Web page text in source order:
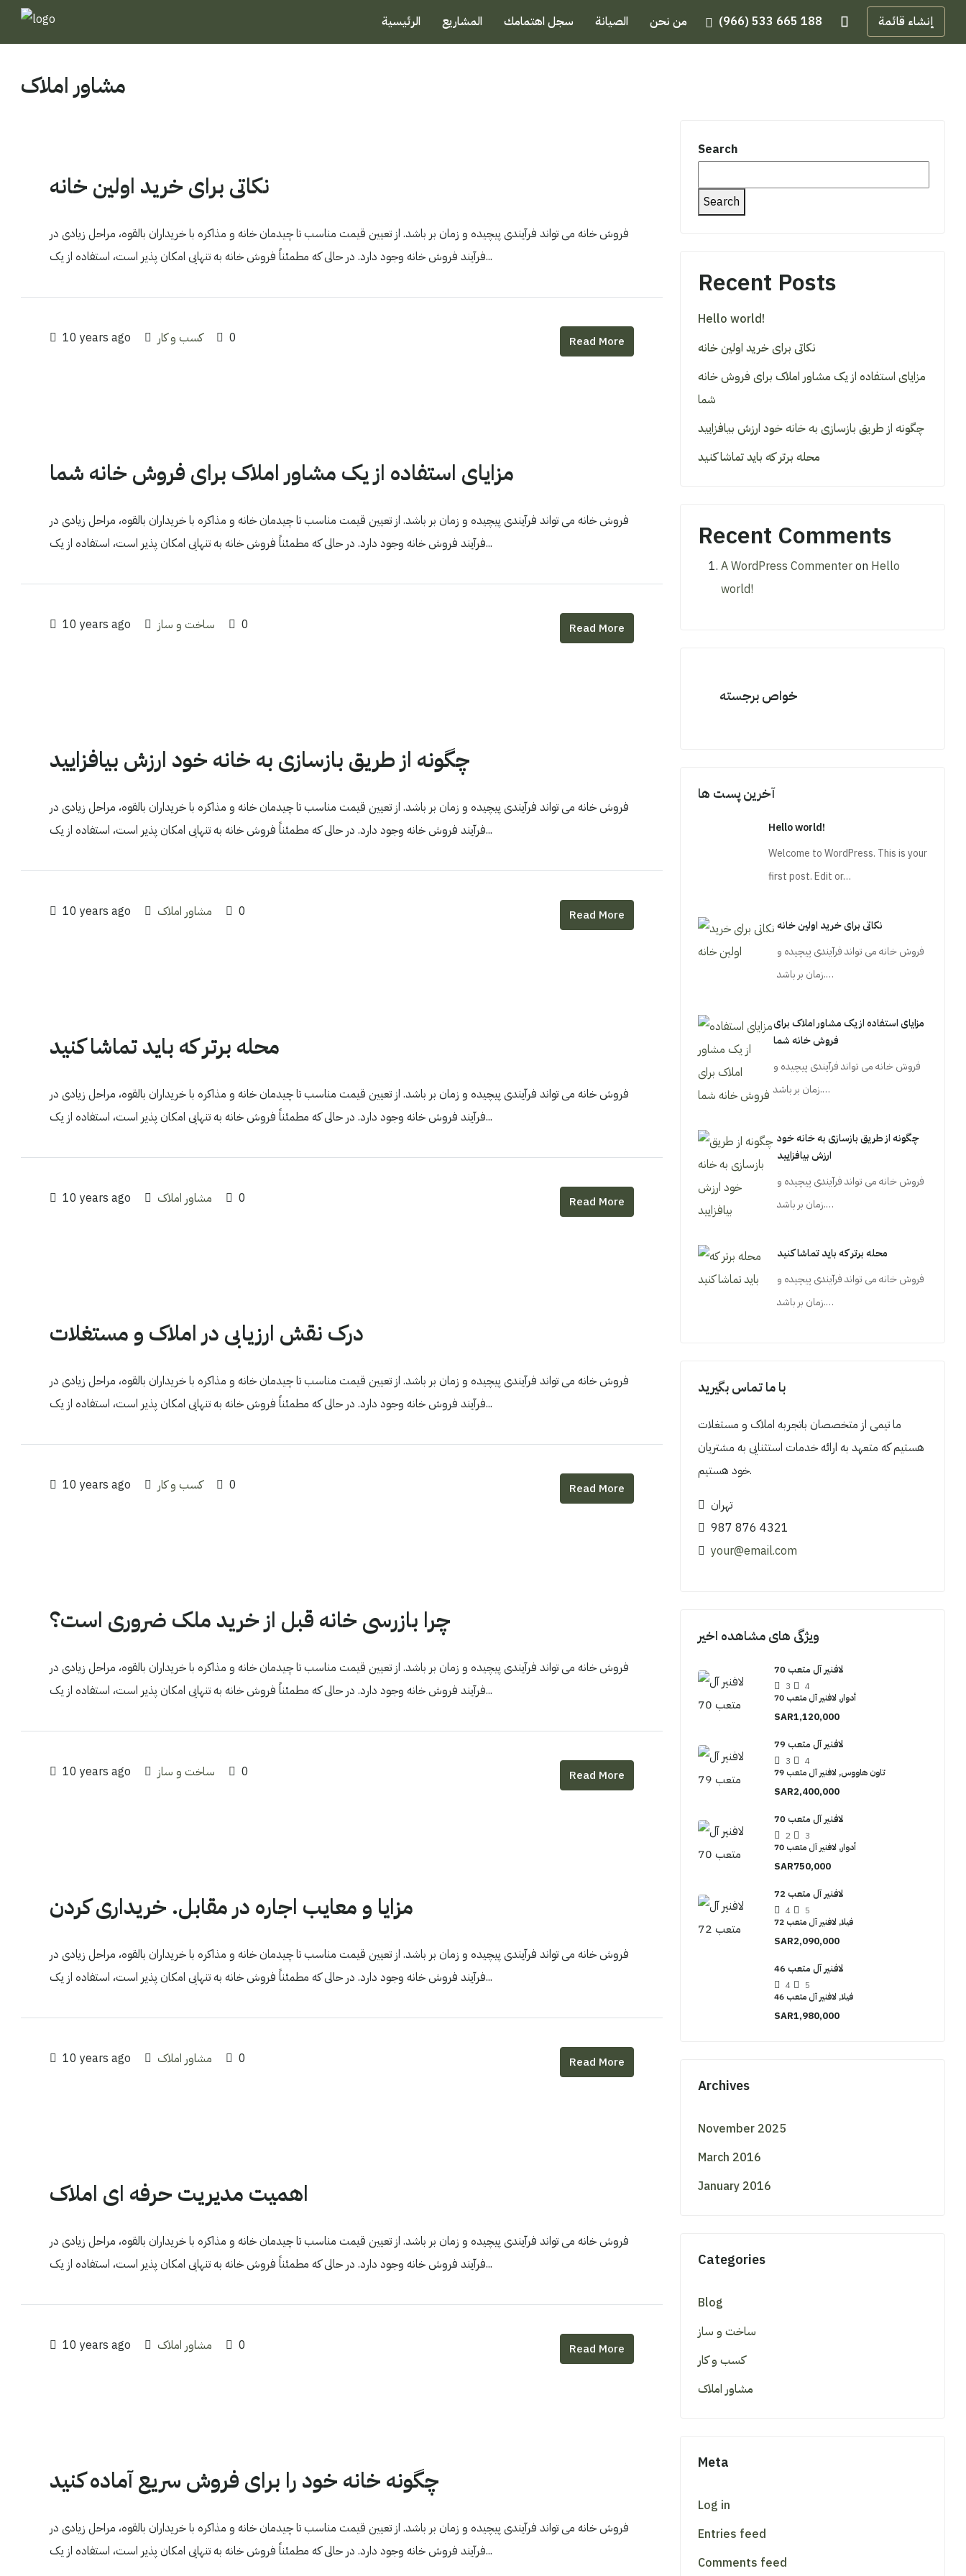
الرئيسية المشاريع سجل اهتمامك الصيانة من نحن (966) 533 665 188 إنشاء قائمة
مشاور املاک
نکاتی برای خرید اولین خانه
فروش خانه می تواند فرآیندی پیچیده و زمان بر باشد. از تعیین قیمت مناسب تا چیدمان خانه و مذاکره با خریداران بالقوه، مراحل زیادی در
فرآیند فروش خانه وجود دارد. در حالی که مطمئناً فروش خانه به تنهایی امکان پذیر است، استفاده از یک...
10 years ago کسب و کار 0 Read More
مزایای استفاده از یک مشاور املاک برای فروش خانه شما
فروش خانه می تواند فرآیندی پیچیده و زمان بر باشد. از تعیین قیمت مناسب تا چیدمان خانه و مذاکره با خریداران بالقوه، مراحل زیادی در
فرآیند فروش خانه وجود دارد. در حالی که مطمئناً فروش خانه به تنهایی امکان پذیر است، استفاده از یک...
10 years ago ساخت و ساز 0 Read More
چگونه از طریق بازسازی به خانه خود ارزش بیافزایید
فروش خانه می تواند فرآیندی پیچیده و زمان بر باشد. از تعیین قیمت مناسب تا چیدمان خانه و مذاکره با خریداران بالقوه، مراحل زیادی در
فرآیند فروش خانه وجود دارد. در حالی که مطمئناً فروش خانه به تنهایی امکان پذیر است، استفاده از یک...
10 years ago مشاور املاک 0 Read More
محله برتر که باید تماشا کنید
فروش خانه می تواند فرآیندی پیچیده و زمان بر باشد. از تعیین قیمت مناسب تا چیدمان خانه و مذاکره با خریداران بالقوه، مراحل زیادی در
فرآیند فروش خانه وجود دارد. در حالی که مطمئناً فروش خانه به تنهایی امکان پذیر است، استفاده از یک...
10 years ago مشاور املاک 0 Read More
درک نقش ارزیابی در املاک و مستغلات
فروش خانه می تواند فرآیندی پیچیده و زمان بر باشد. از تعیین قیمت مناسب تا چیدمان خانه و مذاکره با خریداران بالقوه، مراحل زیادی در
فرآیند فروش خانه وجود دارد. در حالی که مطمئناً فروش خانه به تنهایی امکان پذیر است، استفاده از یک...
10 years ago کسب و کار 0 Read More
چرا بازرسی خانه قبل از خرید ملک ضروری است؟
فروش خانه می تواند فرآیندی پیچیده و زمان بر باشد. از تعیین قیمت مناسب تا چیدمان خانه و مذاکره با خریداران بالقوه، مراحل زیادی در
فرآیند فروش خانه وجود دارد. در حالی که مطمئناً فروش خانه به تنهایی امکان پذیر است، استفاده از یک...
10 years ago ساخت و ساز 0 Read More
مزایا و معایب اجاره در مقابل. خریداری کردن
فروش خانه می تواند فرآیندی پیچیده و زمان بر باشد. از تعیین قیمت مناسب تا چیدمان خانه و مذاکره با خریداران بالقوه، مراحل زیادی در
فرآیند فروش خانه وجود دارد. در حالی که مطمئناً فروش خانه به تنهایی امکان پذیر است، استفاده از یک...
10 years ago مشاور املاک 0 Read More
اهمیت مدیریت حرفه ای املاک
فروش خانه می تواند فرآیندی پیچیده و زمان بر باشد. از تعیین قیمت مناسب تا چیدمان خانه و مذاکره با خریداران بالقوه، مراحل زیادی در
فرآیند فروش خانه وجود دارد. در حالی که مطمئناً فروش خانه به تنهایی امکان پذیر است، استفاده از یک...
10 years ago مشاور املاک 0 Read More
چگونه خانه خود را برای فروش سریع آماده کنید
فروش خانه می تواند فرآیندی پیچیده و زمان بر باشد. از تعیین قیمت مناسب تا چیدمان خانه و مذاکره با خریداران بالقوه، مراحل زیادی در
فرآیند فروش خانه وجود دارد. در حالی که مطمئناً فروش خانه به تنهایی امکان پذیر است، استفاده از یک...
Search
Search
Recent Posts
Hello world!
نکاتی برای خرید اولین خانه
مزایای استفاده از یک مشاور املاک برای فروش خانه
شما
چگونه از طریق بازسازی به خانه خود ارزش بیافزایید
محله برتر که باید تماشا کنید
Recent Comments
A WordPress Commenteron Hello
world!
خواص برجسته
آخرین پست ها
Hello world!
Welcome to WordPress. This is your
first post. Edit or…
نکاتی برای خرید اولین خانه
فروش خانه می تواند فرآیندی پیچیده و
زمان بر باشد.…
مزایای استفاده از یک مشاور املاک برای
فروش خانه شما
فروش خانه می تواند فرآیندی پیچیده و
زمان بر باشد.…
چگونه از طریق بازسازی به خانه خود
ارزش بیافزایید
فروش خانه می تواند فرآیندی پیچیده و
زمان بر باشد.…
محله برتر که باید تماشا کنید
فروش خانه می تواند فرآیندی پیچیده و
زمان بر باشد.…
با ما تماس بگیرید
ما تیمی از متخصصان باتجربه املاک و مستغلات
هستیم که متعهد به ارائه خدمات استثنایی به مشتریان
خود هستیم.
تهران
987 876 4321
your@email.com
ویژگی های مشاهده اخیر
لافنير آل متعب 70
3
4
أدوار, لافنير آل متعب 70
SAR1,120,000
لافنير آل متعب 79
3
4
تاون هاووس, لافنير آل متعب 79
SAR2,400,000
لافنير آل متعب 70
2
3
أدوار, لافنير آل متعب 70
SAR750,000
لافنير آل متعب 72
4
5
فيلا, لافنير آل متعب 72
SAR2,090,000
لافنير آل متعب 46
4
5
فيلا, لافنير آل متعب 46
SAR1,980,000
Archives
November 2025
March 2016
January 2016
Categories
Blog
ساخت و ساز
کسب و کار
مشاور املاک
Meta
Log in
Entries feed
Comments feed